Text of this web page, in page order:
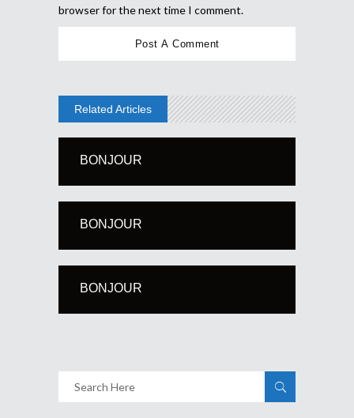
browser for the next time I comment.
Related Articles
BONJOUR
BONJOUR
BONJOUR